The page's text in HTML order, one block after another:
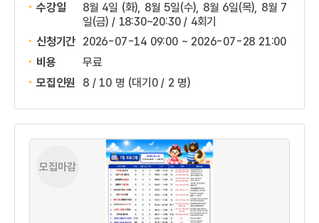
수강일
8월 4일 (화), 8월 5일(수), 8월 6일(목), 8월 7
일(금) / 18:30~20:30 / 4회기
신청기간 2026-07-14 09:00 ~ 2026-07-28 21:00
비용
무료
모집인원
8 / 10 명 (대기0 / 2 명)
모집마감